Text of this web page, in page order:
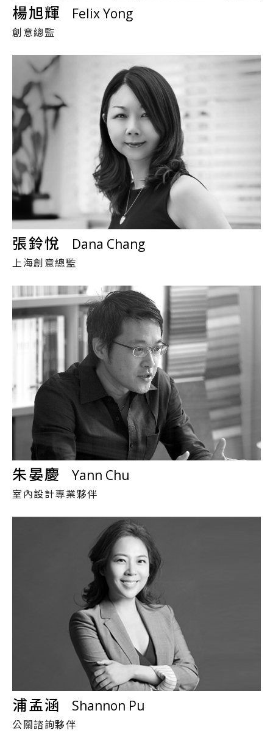
楊旭輝 Felix Yong
創意總監
張鈴悅 Dana Chang
上海創意總監
朱晏慶 Yann Chu
室內設計專業夥伴
浦孟涵 Shannon Pu
公關諮詢夥伴